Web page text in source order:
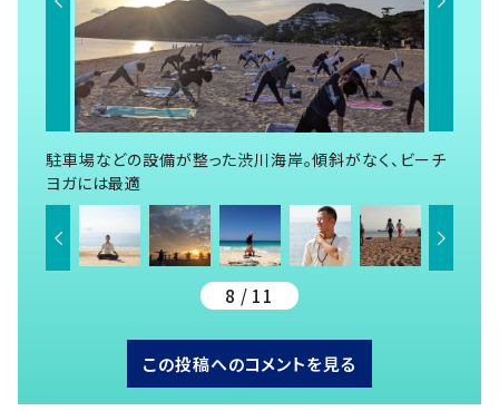
駐車場などの設備が整った渋川海岸。傾斜がなく、ビーチ
ヨガには最適
8 / 11
この投稿へのコメントを見る